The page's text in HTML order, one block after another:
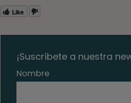
Like
¡Suscríbete a nuestra
Nombre